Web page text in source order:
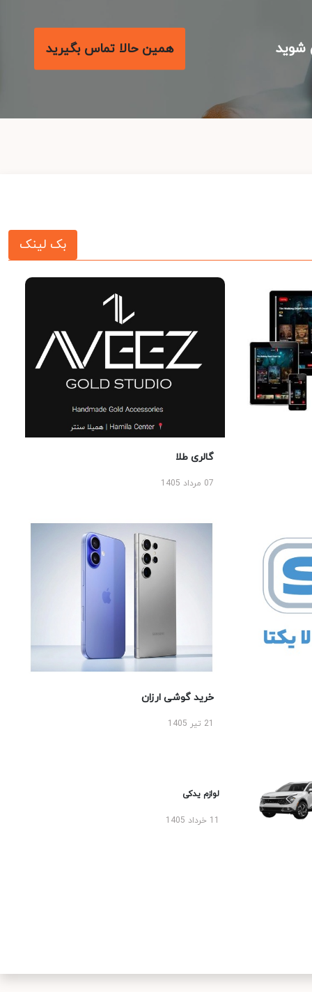
همین حالا تماس بگیرید
بک لینک
گالری طلا
07 مرداد 1405
خرید گوشی ارزان
لوازم یدکی